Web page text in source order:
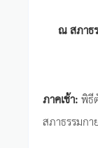
ณ สภาธ
ภาคเช้า:พิธี
สภาธรรมก